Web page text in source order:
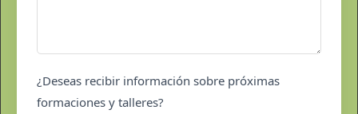
¿Deseas recibir información sobre próximas
formaciones y talleres?